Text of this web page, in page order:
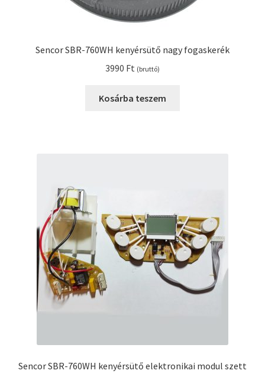
Sencor SBR-760WH kenyérsütő nagy fogaskerék
3990 Ft (bruttó)
Kosárba teszem
Sencor SBR-760WH kenyérsütő elektronikai modul szett